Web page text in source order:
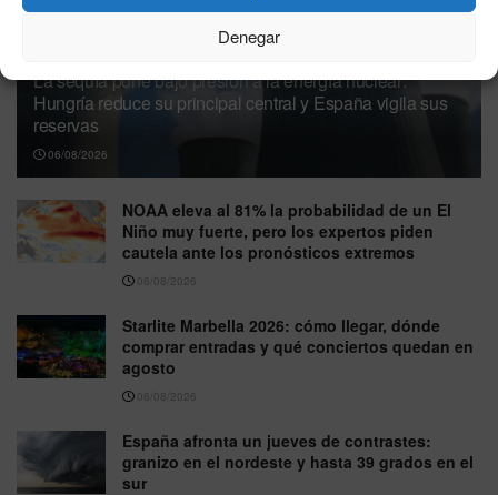
Denegar
La sequía pone bajo presión a la energía nuclear:
Hungría reduce su principal central y España vigila sus
reservas
06/08/2026
NOAA eleva al 81% la probabilidad de un El
Niño muy fuerte, pero los expertos piden
cautela ante los pronósticos extremos
06/08/2026
Starlite Marbella 2026: cómo llegar, dónde
comprar entradas y qué conciertos quedan en
agosto
06/08/2026
España afronta un jueves de contrastes:
granizo en el nordeste y hasta 39 grados en el
sur